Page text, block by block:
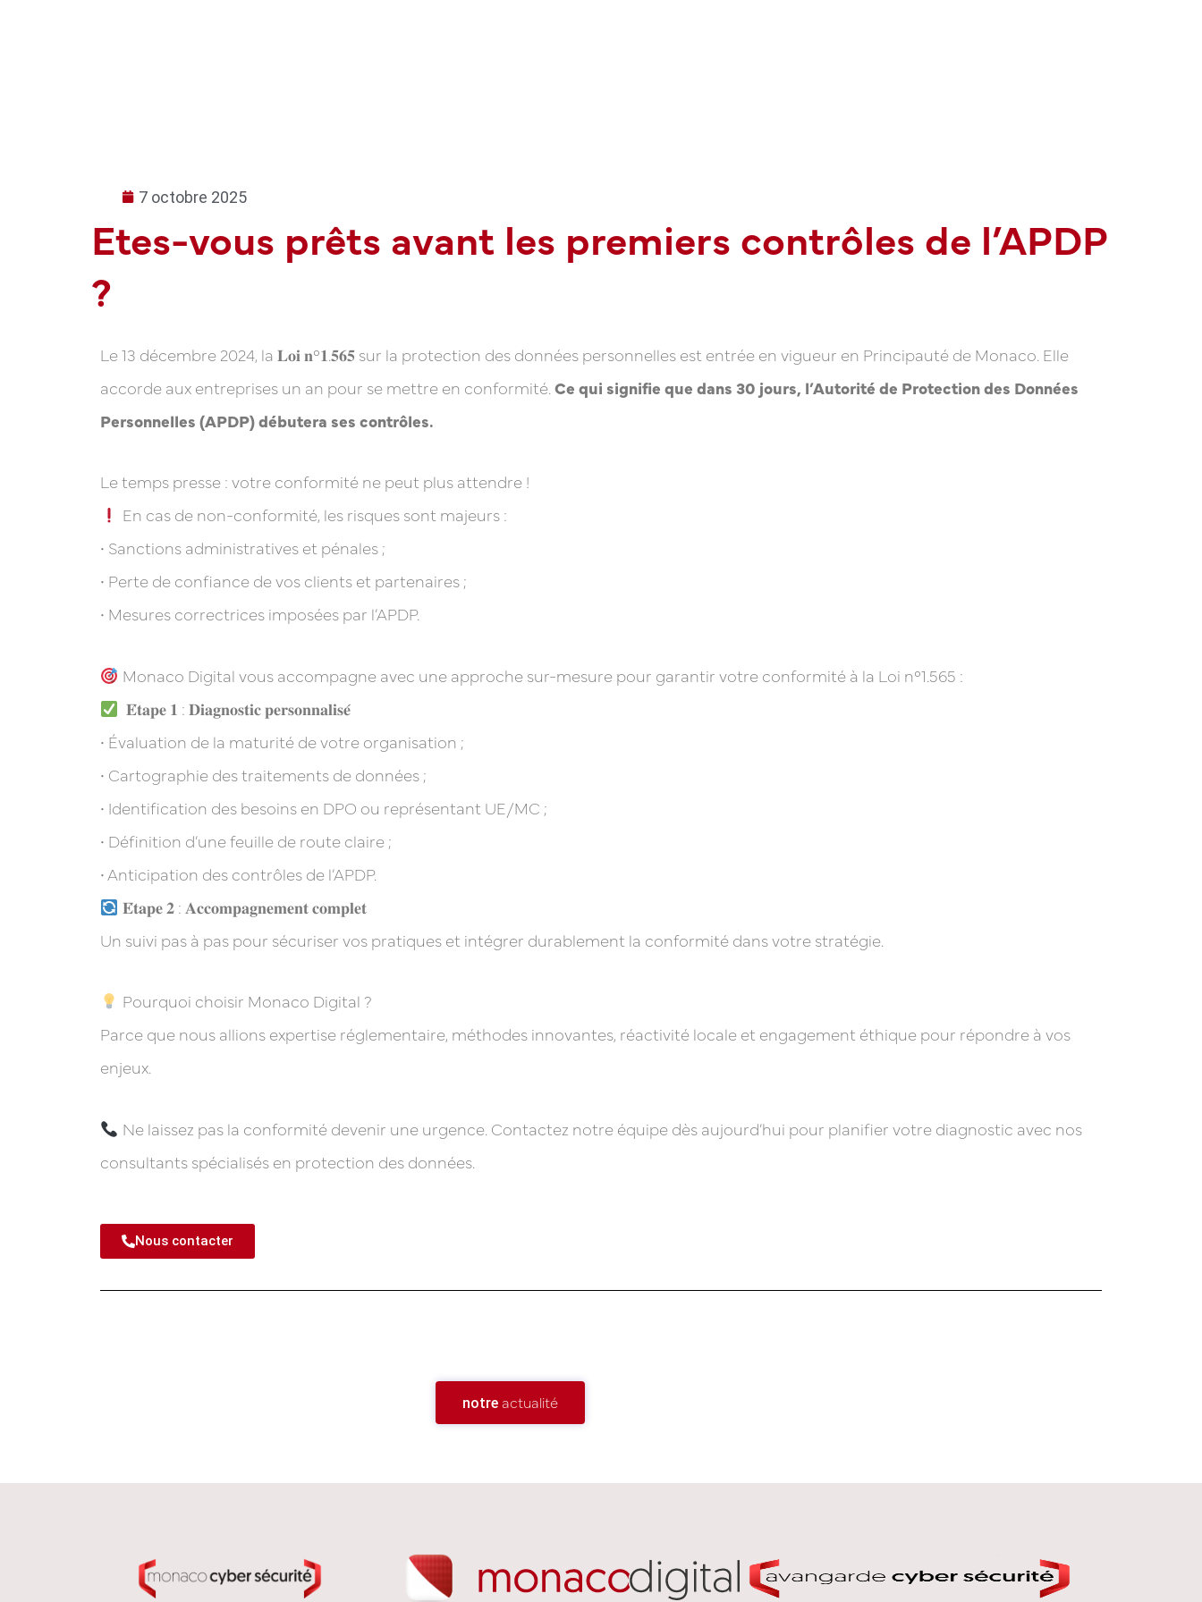
7 octobre 2025
Etes-vous prêts avant les premiers contrôles de l’APDP
?
Le 13 décembre 2024, la 𝐋𝐨𝐢 𝐧°𝟏.𝟓𝟔𝟓 sur la protection des données personnelles est entrée en vigueur en Principauté de Monaco. Elle
accorde aux entreprises un an pour se mettre en conformité. Ce qui signifie que dans 30 jours, l’Autorité de Protection des Données
Personnelles (APDP) débutera ses contrôles.
Le temps presse : votre conformité ne peut plus attendre !
En cas de non-conformité, les risques sont majeurs :
• Sanctions administratives et pénales ;
• Perte de confiance de vos clients et partenaires ;
• Mesures correctrices imposées par l’APDP.
Monaco Digital vous accompagne avec une approche sur-mesure pour garantir votre conformité à la Loi n°1.565 :
𝐄́𝐭𝐚𝐩𝐞 𝟏 : 𝐃𝐢𝐚𝐠𝐧𝐨𝐬𝐭𝐢𝐜 𝐩𝐞𝐫𝐬𝐨𝐧𝐧𝐚𝐥𝐢𝐬𝐞́
• Évaluation de la maturité de votre organisation ;
• Cartographie des traitements de données ;
• Identification des besoins en DPO ou représentant UE/MC ;
• Définition d’une feuille de route claire ;
• Anticipation des contrôles de l’APDP.
𝐄́𝐭𝐚𝐩𝐞 𝟐 : 𝐀𝐜𝐜𝐨𝐦𝐩𝐚𝐠𝐧𝐞𝐦𝐞𝐧𝐭 𝐜𝐨𝐦𝐩𝐥𝐞𝐭
Un suivi pas à pas pour sécuriser vos pratiques et intégrer durablement la conformité dans votre stratégie.
Pourquoi choisir Monaco Digital ?
Parce que nous allions expertise réglementaire, méthodes innovantes, réactivité locale et engagement éthique pour répondre à vos
enjeux.
Ne laissez pas la conformité devenir une urgence. Contactez notre équipe dès aujourd’hui pour planifier votre diagnostic avec nos
consultants spécialisés en protection des données.
Nous contacter
notre actualité